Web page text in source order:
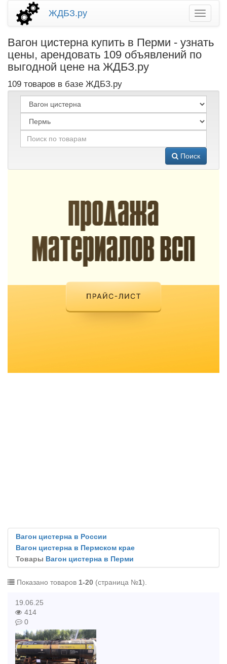
ЖДБЗ.ру
Вагон цистерна купить в Перми - узнать
цены, арендовать 109 объявлений по
выгодной цене на ЖДБЗ.ру
109 товаров в базе ЖДБЗ.ру
Поиск
Вагон цистерна в России
Вагон цистерна в Пермском крае
Товары Вагон цистерна в Перми
Показано товаров 1-20 (страница №1).
19.06.25
414
0